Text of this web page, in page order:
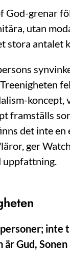
God-grenar
utan
stora antalet
framställs
det inte en
ger
uppfattning.
inte
Gud,